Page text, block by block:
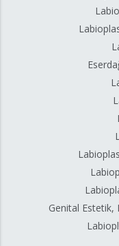
Genital Estetik,